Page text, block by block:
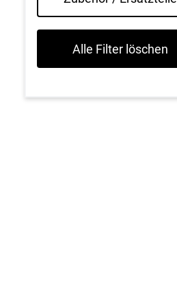
Alle Filter löschen